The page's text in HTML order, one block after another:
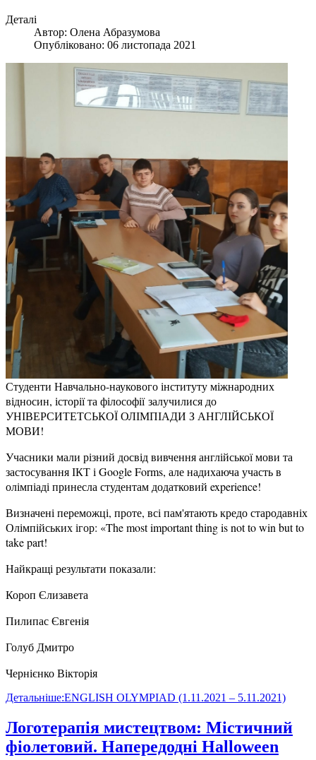
Деталі
Автор: Олена Абразумова
Опубліковано: 06 листопада 2021
Студенти Навчально-наукового інституту міжнародних
відносин, історії та філософії залучилися до
УНІВЕРСИТЕТСЬКОЇ ОЛІМПІАДИ З АНГЛІЙСЬКОЇ
МОВИ!
Учасники мали різний досвід вивчення англійської мови та
застосування ІКТ і Google Forms, але надихаюча участь в
олімпіаді принесла студентам додатковий experience!
Визначені переможці, проте, всі пам'ятають кредо стародавніх
Олімпійських ігор: «The most important thing is not to win but to
take part!
Найкращі результати показали:
Короп Єлизавета
Пилипас Євгенія
Голуб Дмитро
Чернієнко Вікторія
Детальніше:ENGLISH OLYMPIAD (1.11.2021 – 5.11.2021)
Логотерапія мистецтвом: Містичний
фіолетовий. Напередодні Halloween